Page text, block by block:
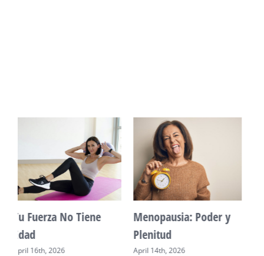
Vitalidad: Agua y
descanso
April 12th, 2026
Mente Plena Poder
Real
April 28th, 2026